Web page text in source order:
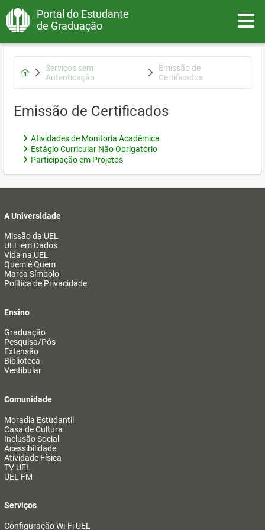
Portal do Estudante
de Graduação
Serviços sem
Autenticação
Emissão de
Certificados
Emissão de Certificados
Atividades de Monitoria Acadêmica
Estágio Curricular Não Obrigatório
Participação em Projetos
A Universidade
Missão da UEL
UEL em Dados
Vida na UEL
Quem é Quem
Marca Símbolo
Política de Privacidade
Ensino
Graduação
Pesquisa/Pós
Extensão
Biblioteca
Vestibular
Comunidade
Moradia Estudantil
Casa de Cultura
Inclusão Social
Acessibilidade
Atividade Física
TV UEL
UEL FM
Serviços
Configuração Wi-Fi UEL